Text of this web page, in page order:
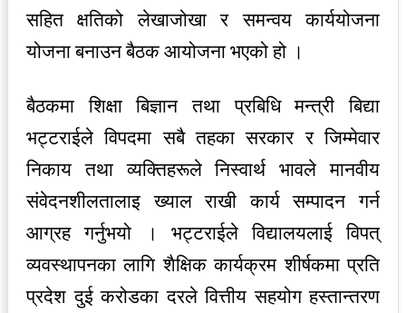
सहित क्षतिको लेखाजोखा र समन्वय कार्ययोजना
योजना बनाउन बैठक आयोजना भएको हो ।
बैठकमा शिक्षा बिज्ञान तथा प्रबिधि मन्त्री बिद्या
भट्टराईले विपदमा सबै तहका सरकार र जिम्मेवार
निकाय तथा व्यक्तिहरूले निस्वार्थ भावले मानवीय
संवेदनशीलतालाइ ख्याल राखी कार्य सम्पादन गर्न
आग्रह गर्नुभयो । भट्टराईले विद्यालयलाई विपत्
व्यवस्थापनका लागि शैक्षिक कार्यक्रम शीर्षकमा प्रति
प्रदेश दुई करोडका दरले वित्तीय सहयोग हस्तान्तरण